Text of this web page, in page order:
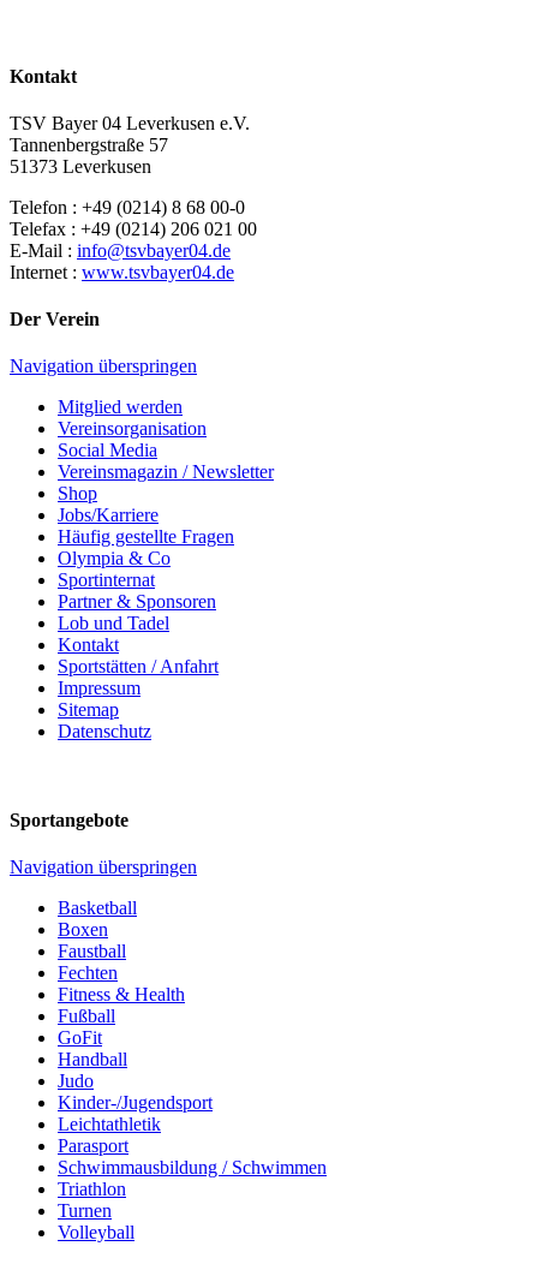
Kontakt
TSV Bayer 04 Leverkusen e.V.
Tannenbergstraße 57
51373 Leverkusen
Telefon : +49 (0214) 8 68 00-0
Telefax : +49 (0214) 206 021 00
E-Mail : info@tsvbayer04.de
Internet : www.tsvbayer04.de
Der Verein
Navigation überspringen
Mitglied werden
Vereinsorganisation
Social Media
Vereinsmagazin / Newsletter
Shop
Jobs/Karriere
Häufig gestellte Fragen
Olympia & Co
Sportinternat
Partner & Sponsoren
Lob und Tadel
Kontakt
Sportstätten / Anfahrt
Impressum
Sitemap
Datenschutz
Sportangebote
Navigation überspringen
Basketball
Boxen
Faustball
Fechten
Fitness & Health
Fußball
GoFit
Handball
Judo
Kinder-/Jugendsport
Leichtathletik
Parasport
Schwimmausbildung / Schwimmen
Triathlon
Turnen
Volleyball